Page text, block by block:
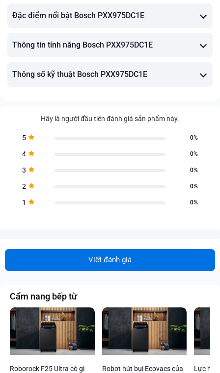
Đặc điểm nổi bật Bosch PXX975DC1E
Thông tin tính năng Bosch PXX975DC1E
Thông số kỹ thuật Bosch PXX975DC1E
Hãy là người đầu tiên đánh giá sản phẩm này.
5 0%
4 0%
3 0%
2 0%
1 0%
Viết đánh giá
Cẩm nang bếp từ
Roborock F25 Ultra có gì
Robot hút bụi Ecovacs của
Lực hút